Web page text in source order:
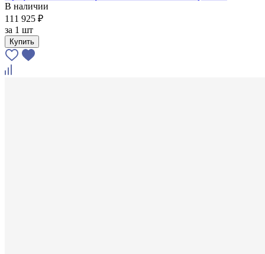
В наличии
111 925 ₽
за 1 шт
Купить